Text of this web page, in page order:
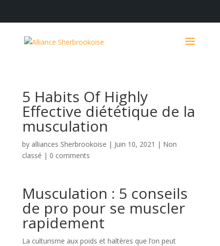
5 Habits Of Highly
Effective diététique de la
musculation
by alliances Sherbrookoise | Juin 10, 2021 | Non
classé | 0 comments
Musculation : 5 conseils
de pro pour se muscler
rapidement
La culturisme aux poids et haltères que l’on peut